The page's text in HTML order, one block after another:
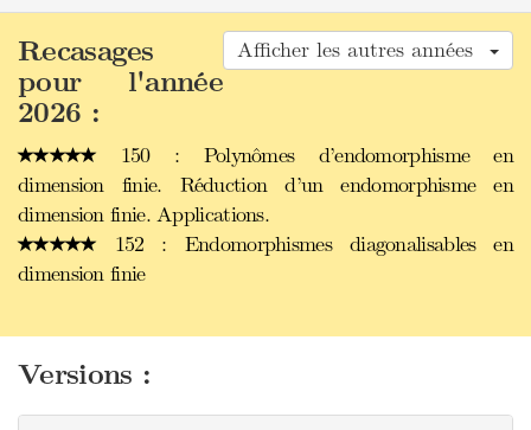
Afficher les autres années
Recasages
pour l'année
2026 :
150 : Polynômes d’endomorphisme en
dimension finie. Réduction d’un endomorphisme en
dimension finie. Applications.
152 : Endomorphismes diagonalisables en
dimension finie
Versions :